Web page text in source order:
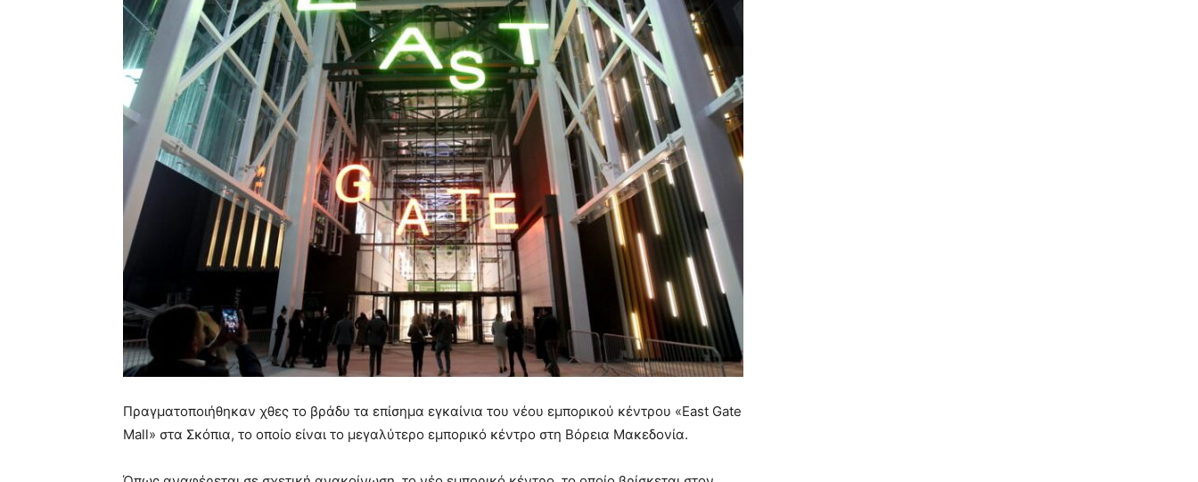
Πραγματοποιήθηκαν χθες το βράδυ τα επίσημα εγκαίνια του νέου εμπορικού κέντρου «East Gate
Mall» στα Σκόπια, το οποίο είναι το μεγαλύτερο εμπορικό κέντρο στη Βόρεια Μακεδονία.